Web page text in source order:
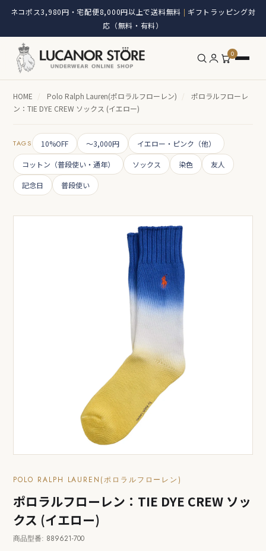
ネコポス3,980円・宅配便8,000円以上で送料無料 | ギフトラッピング対
応（無料・有料）
0
HOME / Polo Ralph Lauren(ポロラルフローレン) /
ポロラルフローレ
ン：TIE DYE CREW ソックス (イエロー)
TAGS 10%OFF ～3,000円 イエロー・ピンク（他）
コットン（普段使い・通年） ソックス 染色 友人
記念日 普段使い
POLO RALPH LAUREN(ポロラルフローレン)
ポロラルフローレン：TIE DYE CREW ソッ
クス (イエロー)
商品型番: 889621-700